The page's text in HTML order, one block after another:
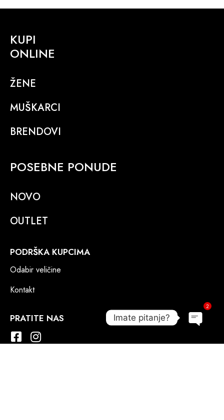
KUPI
ONLINE
ŽENE
MUŠKARCI
BRENDOVI
POSEBNE PONUDE
NOVO
OUTLET
PODRŠKA KUPCIMA
Odabir veličine
Kontakt
PRATITE NAS
Imate pitanje?
2